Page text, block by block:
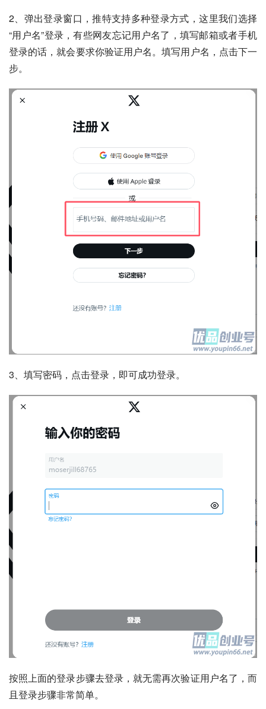
2、弹出登录窗口，推特支持多种登录方式，这里我们选择
“用户名”登录，有些网友忘记用户名了，填写邮箱或者手机
登录的话，就会要求你验证用户名。填写用户名，点击下一
步。
3、填写密码，点击登录，即可成功登录。
按照上面的登录步骤去登录，就无需再次验证用户名了，而
且登录步骤非常简单。